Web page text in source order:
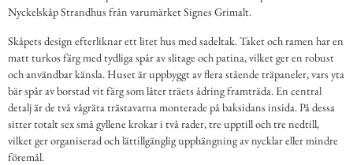
Nyckelskåp Strandhus från varumärket Signes Grimalt.
Skåpets design efterliknar ett litet hus med sadeltak. Taket och ramen har en
matt turkos färg med tydliga spår av slitage och patina, vilket ger en robust
och användbar känsla. Huset är uppbyggt av flera stående träpaneler, vars yta
bär spår av borstad vit färg som låter träets ådring framträda. En central
detalj är de två vågräta trästavarna monterade på baksidans insida. På dessa
sitter totalt sex små gyllene krokar i två rader, tre upptill och tre nedtill,
vilket ger organiserad och lättillgänglig upphängning av nycklar eller mindre
föremål.